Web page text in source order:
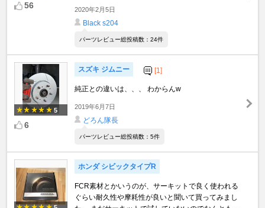
56 2020年2月5日
Black s204
パーツレビュー総投稿数：24件
5
6
スズキ ジムニー [1]
純正との違いは、、、 わからんw
2019年6月7日
どろん隊長
パーツレビュー総投稿数：5件
ホンダ シビックタイプR
FCR素材とかいうのが、サーキットで良く使われる
ぐらい耐久性や摩耗性が良いと聞いて買ってみまし